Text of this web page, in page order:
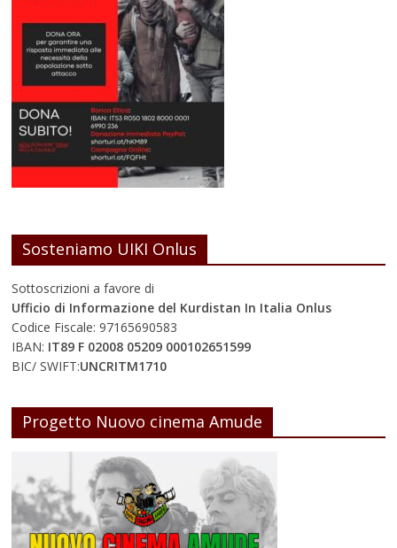
Sosteniamo UIKI Onlus
Sottoscrizioni a favore di
Ufficio di Informazione del Kurdistan In Italia Onlus
Codice Fiscale: 97165690583
IBAN: IT89 F 02008 05209 000102651599
BIC/ SWIFT:UNCRITM1710
Progetto Nuovo cinema Amude